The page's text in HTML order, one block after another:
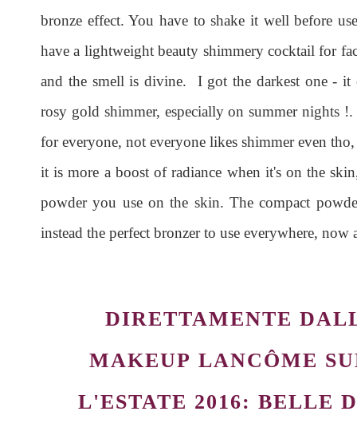
bronze effect. You have to shake it well before
have a lightweight beauty shimmery cocktail for
and the smell is divine. I got the darkest one - it
rosy gold shimmer, especially on summer nights
for everyone, not everyone likes shimmer even
it is more a boost of radiance when it's on the
powder you use on the skin. The compact
instead the perfect bronzer to use everywhere,
DIRETTAMENTE
MAKEUP LANCÔME
L'ESTATE 2016:BELLE